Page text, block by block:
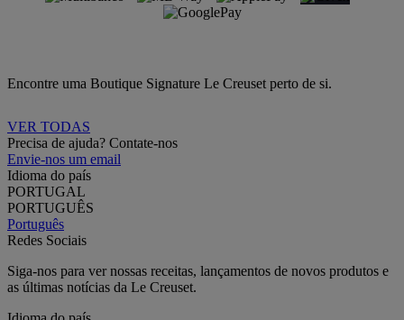
Encontre uma Boutique Signature Le Creuset perto de si.
VER TODAS
Precisa de ajuda? Contate-nos
Envie-nos um email
Idioma do país
PORTUGAL
PORTUGUÊS
Português
Redes Sociais
Siga-nos para ver nossas receitas, lançamentos de novos produtos e
as últimas notícias da Le Creuset.